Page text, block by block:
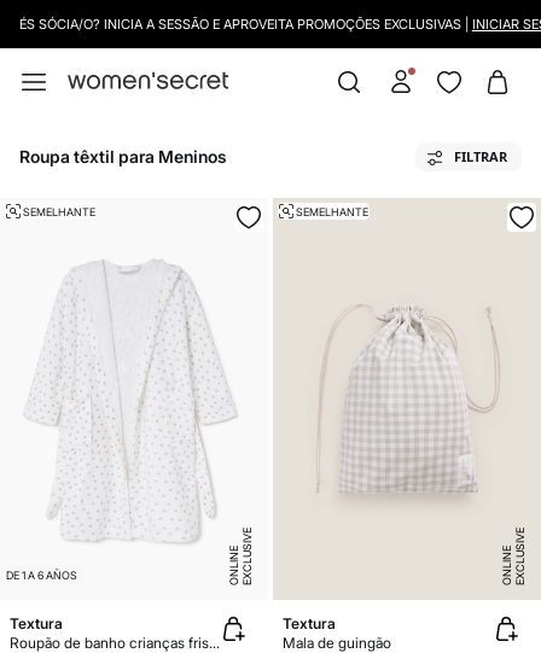
ÉS SÓCIA/O? INICIA A SESSÃO E APROVEITA PROMOÇÕES EXCLUSIVAS |INICIAR
Roupa têxtil para Meninos FILTRAR
DE 1 A 6 AÑOS E
X
C
L
U
SI
V
E
O
N
LI
N
E
SEMELHANTE
Textura
Roupão de banho crianças friso 100% algodão estrelas
E
X
C
L
U
SI
V
E
O
N
LI
N
E
SEMELHANTE
Textura
Mala de guingão